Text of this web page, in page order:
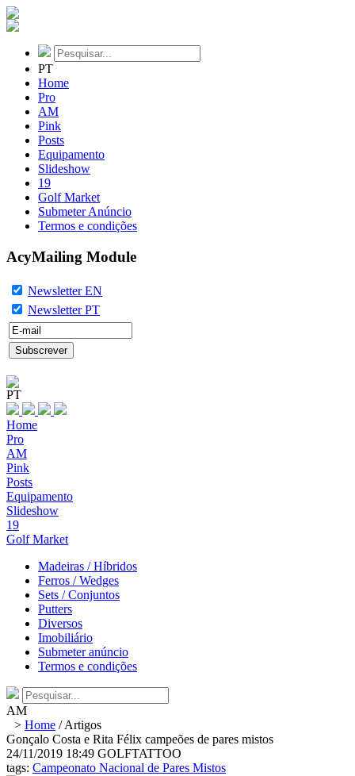
PT
Home
Pro
AM
Pink
Posts
Equipamento
Slideshow
19
Golf Market
Submeter Anúncio
Termos e condições
AcyMailing Module
Newsletter EN
Newsletter PT
PT
Home
Pro
AM
Pink
Posts
Equipamento
Slideshow
19
Golf Market
Madeiras / Híbridos
Ferros / Wedges
Sets / Conjuntos
Putters
Diversos
Imobiliário
Submeter anúncio
Termos e condições
AM
> Home /Artigos
Gonçalo Costa e Rita Félix campeões de pares mistos
24/11/2019 18:49 GOLFTATTOO
tags: Campeonato Nacional de Pares Mistos